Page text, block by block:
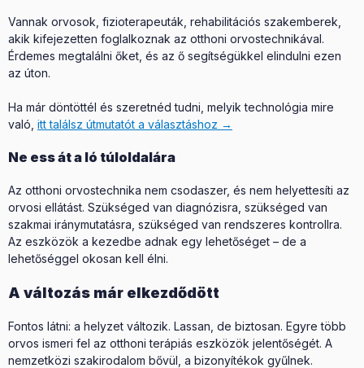
Vannak orvosok, fizioterapeuták, rehabilitációs szakemberek,
akik kifejezetten foglalkoznak az otthoni orvostechnikával.
Érdemes megtalálni őket, és az ő segítségükkel elindulni ezen
az úton.
Ha már döntöttél és szeretnéd tudni, melyik technológia mire
való, itt találsz útmutatót a választáshoz →
Ne ess át a ló túloldalára
Az otthoni orvostechnika nem csodaszer, és nem helyettesíti az
orvosi ellátást. Szükséged van diagnózisra, szükséged van
szakmai iránymutatásra, szükséged van rendszeres kontrollra.
Az eszközök a kezedbe adnak egy lehetőséget – de a
lehetőséggel okosan kell élni.
A változás már elkezdődött
Fontos látni: a helyzet változik. Lassan, de biztosan. Egyre több
orvos ismeri fel az otthoni terápiás eszközök jelentőségét. A
nemzetközi szakirodalom bővül, a bizonyítékok gyűlnek.